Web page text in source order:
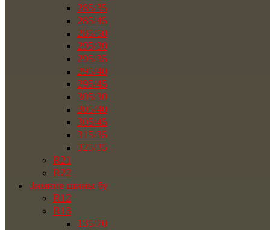
285/35
285/45
285/50
295/30
295/35
295/40
295/45
305/30
305/40
305/45
315/35
325/35
R21
R22
Зимние шины бу
R12
R13
135/70